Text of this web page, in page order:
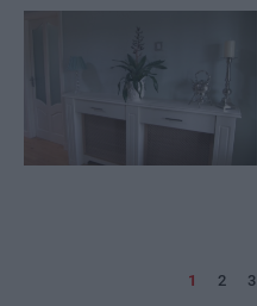
1 2 3